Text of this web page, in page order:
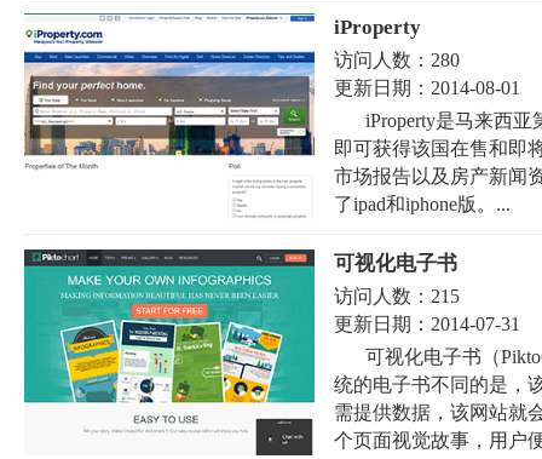
iProperty
访问人数： 280
更新日期： 2014-08-01
iProperty是马来西
即可获得该国在售和即
市场报告以及房产新闻
了ipad和iphone版。...
可视化电子书
访问人数： 215
更新日期： 2014-07-31
可视化电子书（
统的电子书不同的是，
需提供数据，该网站就
个页面视觉故事，用户